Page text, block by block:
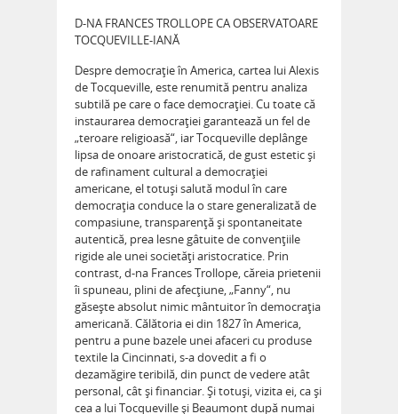
D-NA FRANCES TROLLOPE CA OBSERVATOARE
TOCQUEVILLE-IANĂ
Despre democraţie în America, cartea lui Alexis
de Tocqueville, este renumită pentru analiza
subtilă pe care o face democraţiei. Cu toate că
instaurarea democraţiei garantează un fel de
„teroare religioasă“, iar Tocqueville deplânge
lipsa de onoare aristocratică, de gust estetic şi
de rafinament cultural a democraţiei
americane, el totuşi salută modul în care
democraţia conduce la o stare generalizată de
compasiune, transparenţă şi spontaneitate
autentică, prea lesne gâtuite de convenţiile
rigide ale unei societăţi aristocratice. Prin
contrast, d-na Frances Trollope, căreia prietenii
îi spuneau, plini de afecţiune, „Fanny“, nu
găseşte absolut nimic mântuitor în democraţia
americană. Călătoria ei din 1827 în America,
pentru a pune bazele unei afaceri cu produse
textile la Cincinnati, s-a dovedit a fi o
dezamăgire teribilă, din punct de vedere atât
personal, cât şi financiar. Şi totuşi, vizita ei, ca şi
cea a lui Tocqueville şi Beaumont după numai